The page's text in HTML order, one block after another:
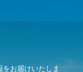
お届けいたしま